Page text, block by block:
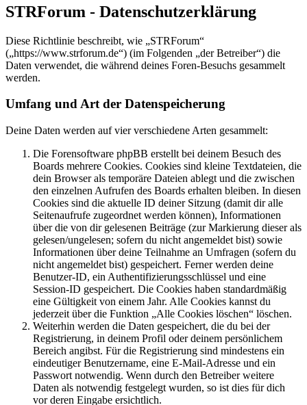
STRForum - Datenschutzerklärung
Diese Richtlinie beschreibt, wie „STRForum“
(„https://www.strforum.de“) (im Folgenden „der Betreiber“) die
Daten verwendet, die während deines Foren-Besuchs gesammelt
werden.
Umfang und Art der Datenspeicherung
Deine Daten werden auf vier verschiedene Arten gesammelt:
Die Forensoftware phpBB erstellt bei deinem Besuch des
Boards mehrere Cookies. Cookies sind kleine Textdateien, die
dein Browser als temporäre Dateien ablegt und die zwischen
den einzelnen Aufrufen des Boards erhalten bleiben. In diesen
Cookies sind die aktuelle ID deiner Sitzung (damit dir alle
Seitenaufrufe zugeordnet werden können), Informationen
über die von dir gelesenen Beiträge (zur Markierung dieser als
gelesen/ungelesen; sofern du nicht angemeldet bist) sowie
Informationen über deine Teilnahme an Umfragen (sofern du
nicht angemeldet bist) gespeichert. Ferner werden deine
Benutzer-ID, ein Authentifizierungsschlüssel und eine
Session-ID gespeichert. Die Cookies haben standardmäßig
eine Gültigkeit von einem Jahr. Alle Cookies kannst du
jederzeit über die Funktion „Alle Cookies löschen“ löschen.
Weiterhin werden die Daten gespeichert, die du bei der
Registrierung, in deinem Profil oder deinem persönlichem
Bereich angibst. Für die Registrierung sind mindestens ein
eindeutiger Benutzername, eine E-Mail-Adresse und ein
Passwort notwendig. Wenn durch den Betreiber weitere
Daten als notwendig festgelegt wurden, so ist dies für dich
vor deren Eingabe ersichtlich.